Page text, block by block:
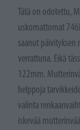
Tätä on odotettu,
uskomattomat
saanut päivityksen
verrattuna. Eikä
122mm.
helppoja
valinta
iskevää